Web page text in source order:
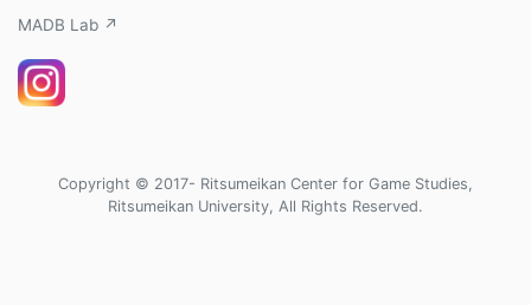
MADB Lab ↗
Copyright © 2017- Ritsumeikan Center for Game Studies,
Ritsumeikan University, All Rights Reserved.